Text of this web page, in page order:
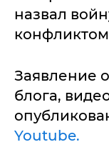
назвал
Заявление
блога,
Youtube.